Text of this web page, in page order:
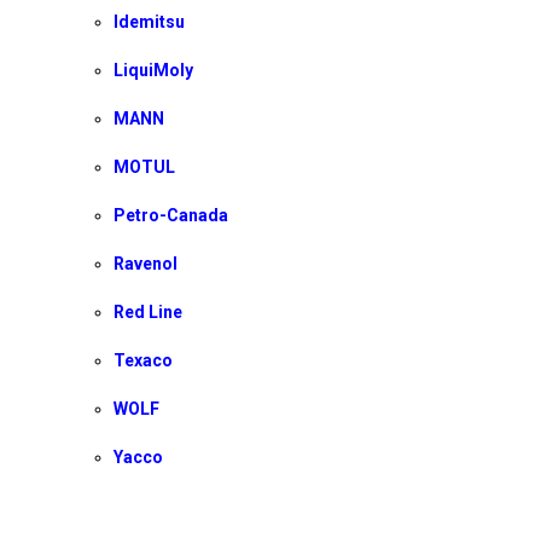
Idemitsu
LiquiMoly
MANN
MOTUL
Petro-Canada
Ravenol
Red Line
Texaco
WOLF
Yacco